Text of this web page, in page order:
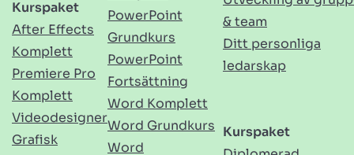
Kurspaket
After Effects
Komplett
Premiere Pro
Komplett
Videodesigner
Grafisk
PowerPoint
Grundkurs
PowerPoint
Fortsättning
Word Komplett
Word Grundkurs
Word
& team
Ditt personliga
ledarskap
Kurspaket